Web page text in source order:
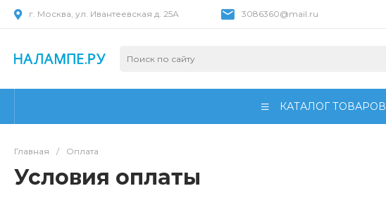
г. Москва, ул. Ивантеевская д. 25А 3086360@mail.ru
КАТАЛОГ ТОВАРОВ
Главная / Оплата
Условия оплаты